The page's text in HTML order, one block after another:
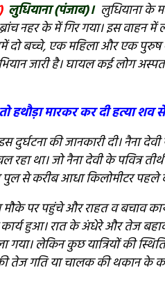
लुधियाना (पंजाब)। लुधियाना के
नहर के में गिर गया। इस वाहन
दो बच्चे, एक महिला और एक
जारी है। घायल कई लोग
हथौड़ा मारकर कर दी हत्या
दुर्घटना की जानकारी दी। नैना
था। जो नैना देवी के पवित्र
से करीब आधा किलोमीटर पहले
मौके पर पहुंचे और राहत व बचाव
हुआ। रात के अंधेरे और तेज
गया। लेकिन कुछ यात्रियों की
तेज गति या चालक की थकान के